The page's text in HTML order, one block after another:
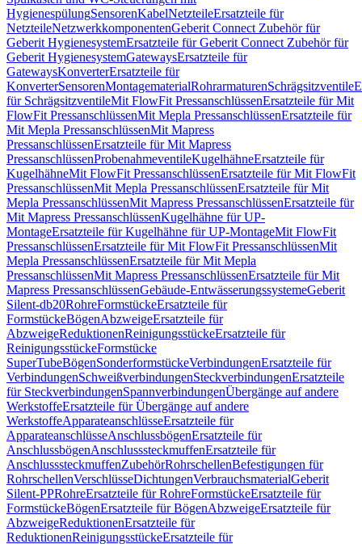
HygienespülungSensorenKabelNetzteileErsatzteile für
NetzteileNetzwerkkomponentenGeberit Connect Zubehör für
Geberit HygienesystemErsatzteile für Geberit Connect Zubehör für
Geberit HygienesystemGatewaysErsatzteile für
GatewaysKonverterErsatzteile für
KonverterSensorenMontagematerialRohrarmaturenSchrägsitzventile
für SchrägsitzventileMit FlowFit PressanschlüssenErsatzteile für Mit
FlowFit PressanschlüssenMit Mepla PressanschlüssenErsatzteile für
Mit Mepla PressanschlüssenMit Mapress
PressanschlüssenErsatzteile für Mit Mapress
PressanschlüssenProbenahmeventileKugelhähneErsatzteile für
KugelhähneMit FlowFit PressanschlüssenErsatzteile für Mit FlowFit
PressanschlüssenMit Mepla PressanschlüssenErsatzteile für Mit
Mepla PressanschlüssenMit Mapress PressanschlüssenErsatzteile für
Mit Mapress PressanschlüssenKugelhähne für UP-
MontageErsatzteile für Kugelhähne für UP-MontageMit FlowFit
PressanschlüssenErsatzteile für Mit FlowFit PressanschlüssenMit
Mepla PressanschlüssenErsatzteile für Mit Mepla
PressanschlüssenMit Mapress PressanschlüssenErsatzteile für Mit
Mapress PressanschlüssenGebäude-EntwässerungssystemeGeberit
Silent-db20RohreFormstückeErsatzteile für
FormstückeBögenAbzweigeErsatzteile für
AbzweigeReduktionenReinigungsstückeErsatzteile für
ReinigungsstückeFormstücke
SuperTubeBögenSonderformstückeVerbindungenErsatzteile für
VerbindungenSchweißverbindungenSteckverbindungenErsatzteile
für SteckverbindungenSpannverbindungenÜbergänge auf andere
WerkstoffeErsatzteile für Übergänge auf andere
WerkstoffeApparateanschlüsseErsatzteile für
ApparateanschlüsseAnschlussbögenErsatzteile für
AnschlussbögenAnschlusssteckmuffenErsatzteile für
AnschlusssteckmuffenZubehörRohrschellenBefestigungen für
RohrschellenVerschlüsseDichtungenVerbrauchsmaterialGeberit
Silent-PPRohreErsatzteile für RohreFormstückeErsatzteile für
FormstückeBögenErsatzteile für BögenAbzweigeErsatzteile für
AbzweigeReduktionenErsatzteile für
ReduktionenReinigungsstückeErsatzteile für